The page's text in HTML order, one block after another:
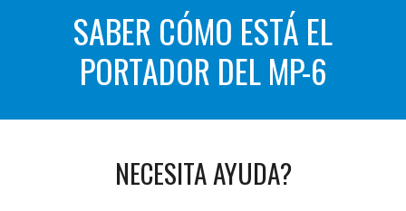
SABER CÓMO ESTÁ EL
PORTADOR DEL MP-6
NECESITA AYUDA?